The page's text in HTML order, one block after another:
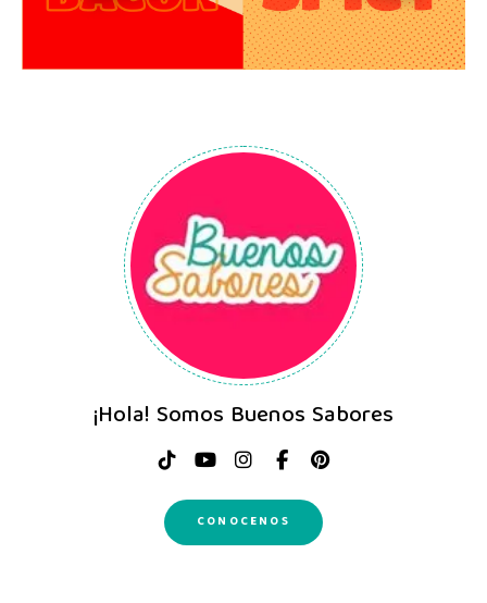
¡Hola! Somos Buenos Sabores
CONOCENOS